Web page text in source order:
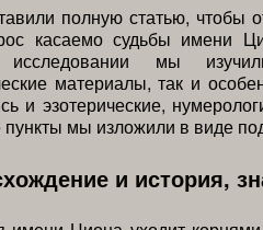
полную статью, чтобы
касаемо судьбы имени
мы
материалы, так и
и эзотерические,
мы изложили в виде
и история,